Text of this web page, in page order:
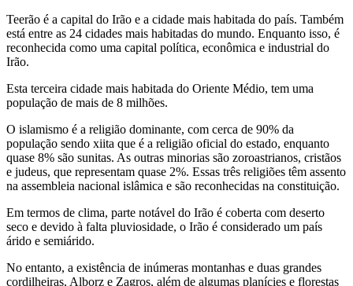
Teerão é a capital do Irão e a cidade mais habitada do país. Também
está entre as 24 cidades mais habitadas do mundo. Enquanto isso, é
reconhecida como uma capital política, econômica e industrial do
Irão.
Esta terceira cidade mais habitada do Oriente Médio, tem uma
população de mais de 8 milhões.
O islamismo é a religião dominante, com cerca de 90% da
população sendo xiita que é a religião oficial do estado, enquanto
quase 8% são sunitas. As outras minorias são zoroastrianos, cristãos
e judeus, que representam quase 2%. Essas três religiões têm assento
na assembleia nacional islâmica e são reconhecidas na constituição.
Em termos de clima, parte notável do Irão é coberta com deserto
seco e devido à falta pluviosidade, o Irão é considerado um país
árido e semiárido.
No entanto, a existência de inúmeras montanhas e duas grandes
cordilheiras, Alborz e Zagros, além de algumas planícies e florestas